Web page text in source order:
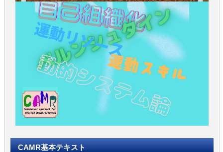
CAMR基本テキスト